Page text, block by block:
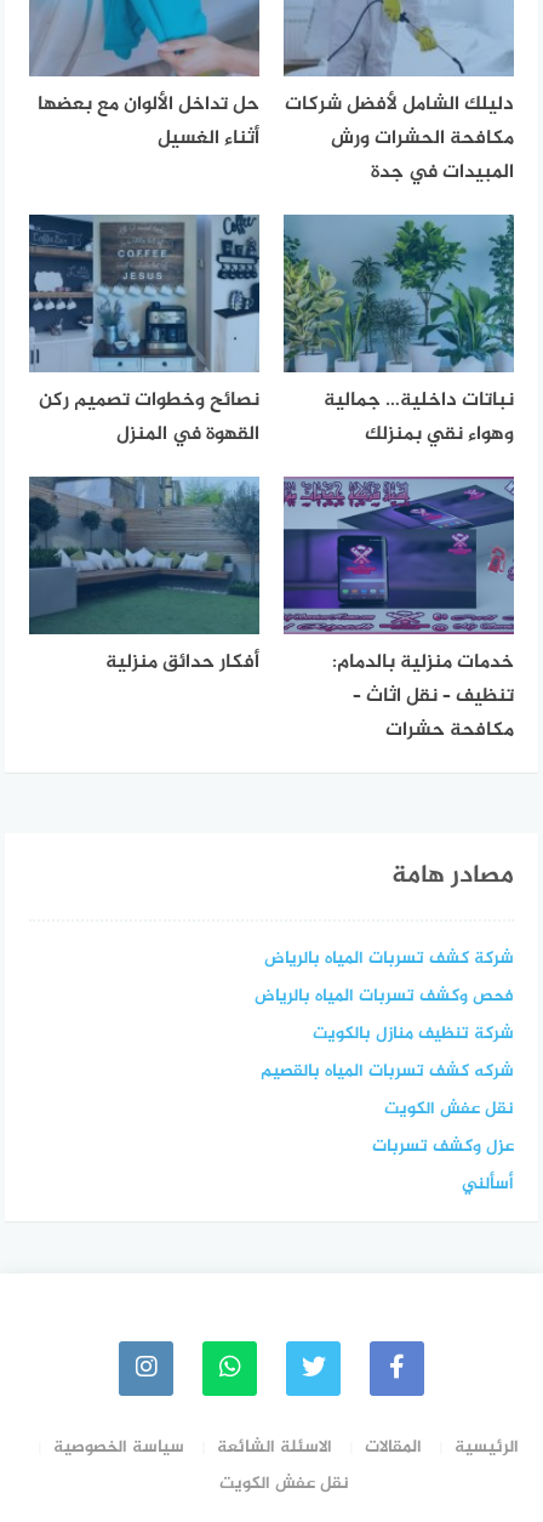
دليلك الشامل لأفضل شركات
مكافحة الحشرات ورش
المبيدات في جدة
حل تداخل الألوان مع بعضها
أثناء الغسيل
نباتات داخلية… جمالية
وهواء نقي بمنزلك
نصائح وخطوات تصميم ركن
القهوة في المنزل
خدمات منزلية بالدمام:
تنظيف – نقل اثاث –
مكافحة حشرات
أفكار حدائق منزلية
مصادر هامة
شركة كشف تسربات المياه بالرياض
فحص وكشف تسربات المياه بالرياض
شركة تنظيف منازل بالكويت
شركه كشف تسربات المياه بالقصيم
نقل عفش الكويت
عزل وكشف تسربات
أسألني
الرئيسية المقالات الاسئلة الشائعة
سياسة الخصوصية
نقل عفش الكويت